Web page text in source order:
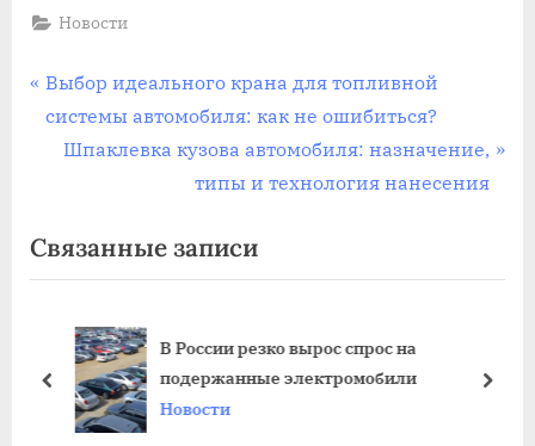
Новости
Навигация
по
П
р
д
у
я
Выбор идеального крана для топливной
системы автомобиля: как не ошибиться?
С
д
у
щ
Шпаклевка кузова автомобиля: назначение,
типы и технология нанесения
Связанные записи
В России резко вырос спрос на
подержанные электромобили
Новости
пред